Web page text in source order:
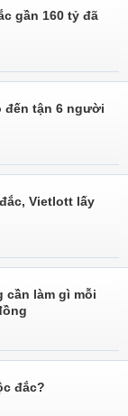
gần 160 tỷ đã
đến tận 6 người
Vietlott lấy
cần làm gì mỗi
đắc?